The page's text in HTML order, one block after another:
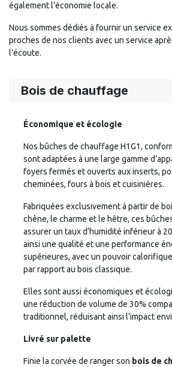
également l’économie locale.
Nous sommes dédiés à fournir un service
proches de nos clients avec un service
l’écoute.
Bois de chauffage
Économique et écologie
Nos bûches de chauffage H1G1,
sont adaptées à une large gamme
foyers fermés et ouverts aux inserts,
cheminées, fours à bois et cuisinières.
Fabriquées exclusivement à partir de
chêne, le charme et le hêtre, ces
assurer un taux d’humidité inférieur à
ainsi une qualité et une performance
supérieures, avec un pouvoir
par rapport au bois classique.
Elles sont aussi économiques et
une réduction de volume de 30%
traditionnel, réduisant ainsi l’impact
Livré sur palette
Finie la corvée de ranger son bois de